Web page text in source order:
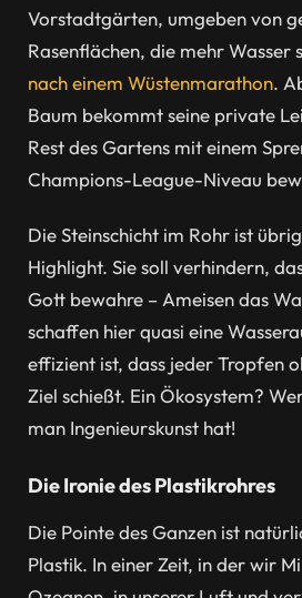
Vorstadtgärten, umgeben von
Rasenflächen, die mehr Wasser
nach einem Wüstenmarathon.
Baum bekommt seine private
Rest des Gartens mit einem
Champions-League-Niveau
Die Steinschicht im Rohr ist
Highlight. Sie soll verhindern,
Gott bewahre – Ameisen das
schaffen hier quasi eine
effizient ist, dass jeder Tropfen
Ziel schießt. Ein Ökosystem?
man Ingenieurskunst hat!
Die Ironie des Plastikrohres
Die Pointe des Ganzen ist
Plastik. In einer Zeit, in der wir